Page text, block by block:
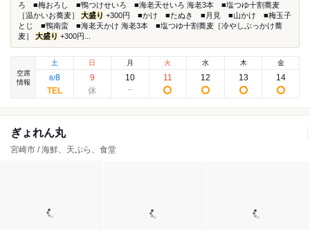
ろ ■梅おろし ■鴨つけせいろ ■海老天せいろ 海老3本 ■塩つゆ十割蕎麦
［温かいお蕎麦］ 大盛り +300円 ■かけ ■たぬき ■月見 ■山かけ ■梅玉子
とじ ■鴨南蛮 ■海老天かけ 海老3本 ■塩つゆ十割蕎麦［冷やしぶっかけ蕎
麦］ 大盛り +300円...
空席
情報
土
8/8
日
9
月
10
火
11
水
12
木
13
金
14
ぎょれん丸
宮崎市 / 海鮮、天ぷら、食堂